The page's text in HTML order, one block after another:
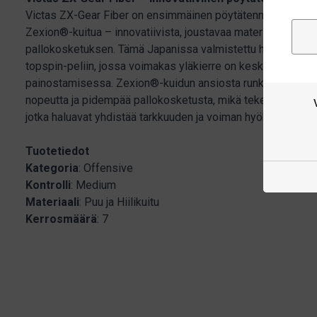
Victas ZX-Gear Fiber on ensimmäinen pöytätennisrunko
Zexion®-kuitua – innovatiivista, joustavaa materiaalia, joka
pallokosketuksen. Tämä Japanissa valmistettu
topspin-peliin, jossa voimakas yläkierre on keskeisessä
painostamisessa. Zexion®-kuidun ansiosta runko tarjoaa
nopeutta ja pidempää pallokosketusta, mikä tekee siitä
jotka haluavat yhdistää tarkkuuden ja voiman
Tuotetiedot
Kategoria: Offensive
Kontrolli: Medium
Materiaali: Puu ja Hiilikuitu
Kerrosmäärä: 7